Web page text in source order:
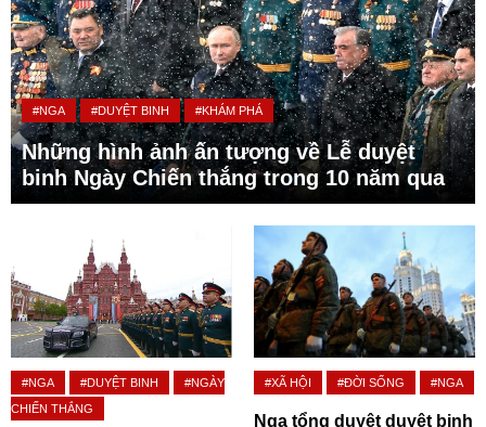
#NGA #DUYỆT BINH #KHÁM PHÁ
Những hình ảnh ấn tượng về Lễ duyệt
binh Ngày Chiến thắng trong 10 năm qua
#NGA #DUYỆT BINH
#NGÀY
CHIẾN THẮNG
#XÃ HỘI #ĐỜI SỐNG #NGA
Nga tổng duyệt duyệt binh